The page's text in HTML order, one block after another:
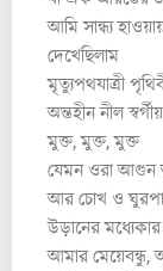
আমি সান্ধ্য
দেখেছিলাম
মৃত্যুপথযাত্রী
অন্তহীন নীল
মুক্ত, মুক্ত, মুক্ত
যেমন ওরা আগুন
আর চোখ ও
উড়ানের
আমার